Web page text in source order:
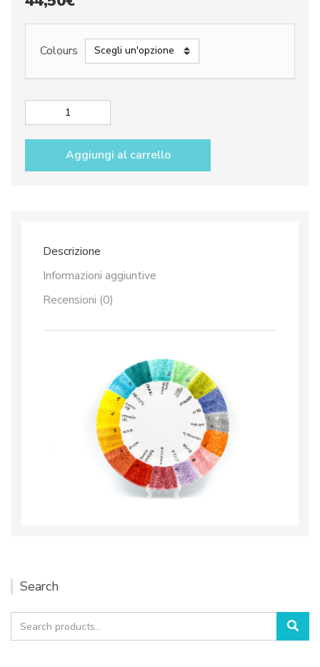
Colours
Arcobaleno
quantità
Aggiungi al carrello
Descrizione
Informazioni aggiuntive
Recensioni (0)
Search
Search
for: